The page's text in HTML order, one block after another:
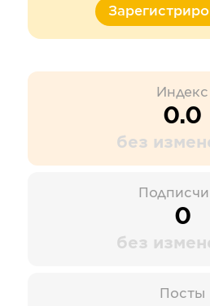
Индекс
0.0
без
0
без
Посты